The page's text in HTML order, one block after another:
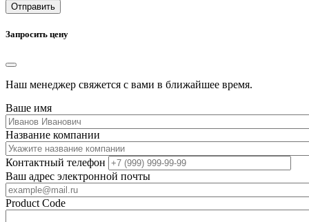
Отправить
Запросить цену
Наш менеджер свяжется с вами в ближайшее время.
Ваше имя
Название компании
Контактный телефон
Ваш адрес электронной почты
Product Code